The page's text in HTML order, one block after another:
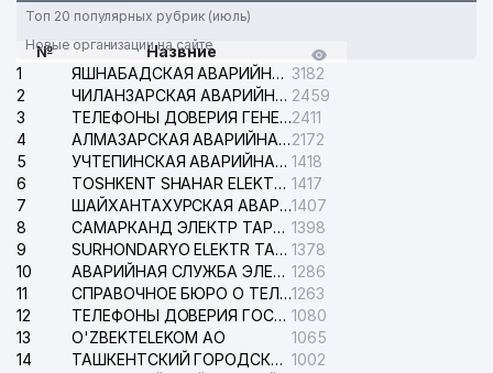
Топ 20 популярных рубрик (июль)
Новые организации на сайте
№
Назвние
1
ЯШНАБАДСКАЯ АВАРИЙНАЯ СЛУЖБА ЭЛЕКТРОСЕТИ 3182
2
ЧИЛАНЗАРСКАЯ АВАРИЙНАЯ СЛУЖБА ЭЛЕКТРОСЕТИ 2459
3
ТЕЛЕФОНЫ ДОВЕРИЯ ГЕНЕРАЛЬНОЙ ПРОКУРАТУРЫ РЕСПУБЛИКИ УЗБЕКИСТАН2411
4
АЛМАЗАРСКАЯ АВАРИЙНАЯ СЛУЖБА ЭЛЕКТРОСЕТИ2172
5
УЧТЕПИНСКАЯ АВАРИЙНАЯ СЛУЖБА ЭЛЕКТРОСЕТИ 1418
6
TOSHKENT SHAHAR ELEKTR TARMOQLARI KORXONASI АО 1417
7
ШАЙХАНТАХУРСКАЯ АВАРИЙНАЯ СЛУЖБА ЭЛЕКТРОСЕТИ1407
8
САМАРКАНД ЭЛЕКТР ТАРМОКЛАРИ АО 1398
9
SURHONDARYO ELEKTR TARMOKLARI АО 1378
10
АВАРИЙНАЯ СЛУЖБА ЭЛЕКТРОСЕТИ ТАШКЕНТСКОГО РАЙОНА 1286
11
СПРАВОЧНОЕ БЮРО О ТЕЛЕФОНАХ ОРГАНИЗАЦИЙ г. ТАШКЕНТА1263
12
ТЕЛЕФОНЫ ДОВЕРИЯ ГОСУДАРСТВЕННОГО ЦЕНТРА ТЕСТИРОВАНИЯ 1080
13
O'ZBEKTELEKOM АО
1065
14
ТАШКЕНТСКИЙ ГОРОДСКОЙ СУД ПО ГРАЖДАНСКИМ ДЕЛАМ 1002